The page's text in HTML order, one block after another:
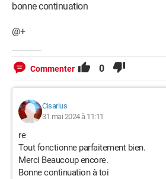
bonne continuation
@+
Commenter 0
Cisarius
31 mai 2024 à 11:11
re
Tout fonctionne parfaitement bien.
Merci Beaucoup encore.
Bonne continuation à toi